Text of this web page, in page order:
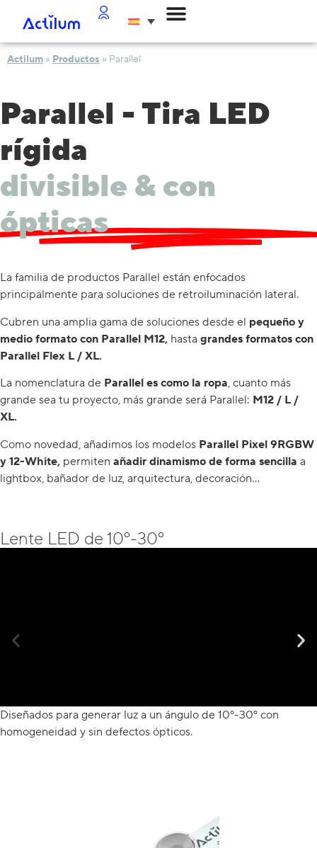
Actilum » Productos » Parallel
Parallel - Tira LED
rígida
divisible & con
ópticas
La familia de productos Parallel están enfocados
principalmente para soluciones de retroiluminación lateral.
Cubren una amplia gama de soluciones desde el pequeño y
medio formato con Parallel M12, hasta grandes formatos con
Parallel Flex L / XL.
La nomenclatura de Parallel es como la ropa, cuanto más
grande sea tu proyecto, más grande será Parallel: M12 / L /
XL.
Como novedad, añadimos los modelos Parallel Pixel 9RGBW
y 12-White, permiten añadir dinamismo de forma sencilla a
lightbox, bañador de luz, arquitectura, decoración…
Lente LED de 10º-30º
Diseñados para generar luz a un ángulo de 10º-30º con
homogeneidad y sin defectos ópticos.